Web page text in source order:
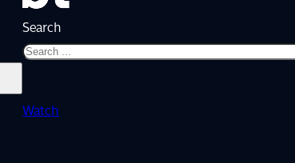
Search
Watch